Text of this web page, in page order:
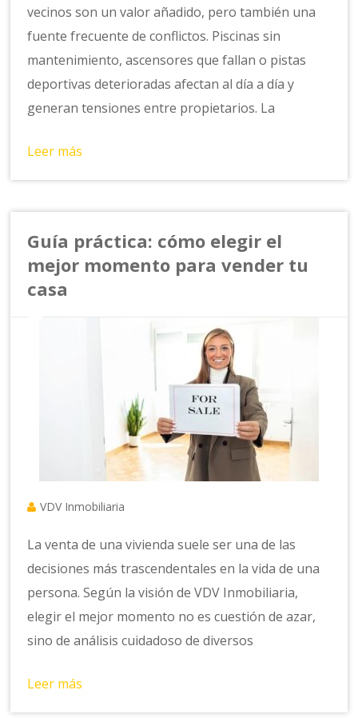
vecinos son un valor añadido, pero también una
fuente frecuente de conflictos. Piscinas sin
mantenimiento, ascensores que fallan o pistas
deportivas deterioradas afectan al día a día y
generan tensiones entre propietarios. La
Leer más
Guía práctica: cómo elegir el
mejor momento para vender tu
casa
VDV Inmobiliaria
La venta de una vivienda suele ser una de las
decisiones más trascendentales en la vida de una
persona. Según la visión de VDV Inmobiliaria,
elegir el mejor momento no es cuestión de azar,
sino de análisis cuidadoso de diversos
Leer más